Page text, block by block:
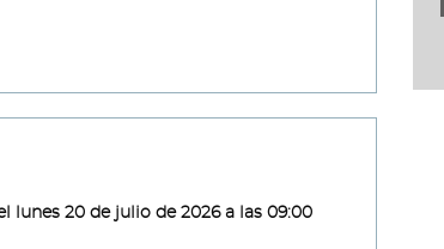
lunes 20 de julio de 2026 a las 09:00